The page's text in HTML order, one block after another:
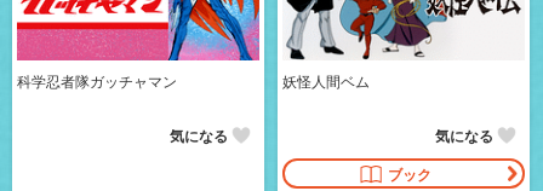
科学忍者隊ガッチャマン
気になる
妖怪人間ベム
ブック
気になる